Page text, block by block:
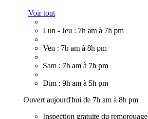
Voir tout
Lun - Jeu : 7h am à 7h pm
Ven : 7h am à 8h pm
Sam : 7h am à 7h pm
Dim : 9h am à 5h pm
Ouvert aujourd'hui de 7h am à 8h pm
Inspection gratuite du remorquage